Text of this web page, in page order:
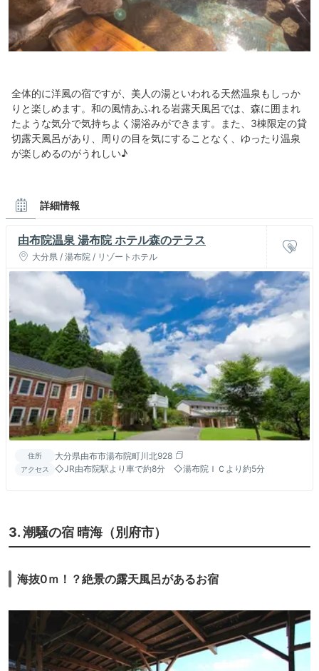
全体的に洋風の宿ですが、美人の湯といわれる天然温泉もしっか
りと楽しめます。和の風情あふれる岩露天風呂では、森に囲まれ
たような気分で気持ちよく湯浴みができます。また、3棟限定の貸
切露天風呂があり、周りの目を気にすることなく、ゆったり温泉
が楽しめるのがうれしい♪
詳細情報
由布院温泉 湯布院 ホテル森のテラス
大分県 / 湯布院 / リゾートホテル
住所 大分県由布市湯布院町川北928
アクセス ◇JR由布院駅より車で約8分 ◇湯布院ＩＣより約5分
3. 潮騒の宿 晴海（別府市）
海抜0ｍ！？絶景の露天風呂があるお宿